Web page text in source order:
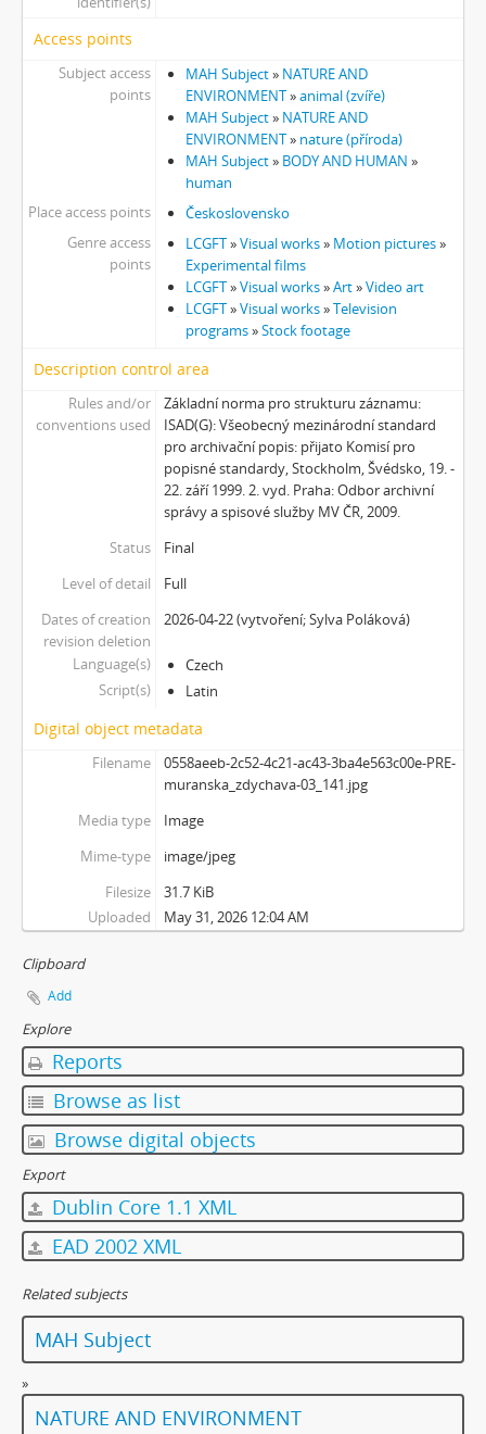
Access points
Subject access
points
MAH Subject» NATURE AND
ENVIRONMENT»animal (zvíře)
MAH Subject» NATURE AND
ENVIRONMENT» nature (příroda)
MAH Subject» BODY AND HUMAN »
human
Place access points
Československo
Genre access
points
LCGFT»Visual works» Motion pictures»
Experimental films
LCGFT»Visual works»Art»Video art
LCGFT»Visual works»Television
programs»Stock footage
Description control area
Rules and/or
conventions used
Základní norma pro strukturu záznamu:
ISAD(G): Všeobecný mezinárodní standard
pro archivační popis: přijato Komisí pro
popisné standardy, Stockholm, Švédsko, 19. -
22. září 1999. 2. vyd. Praha: Odbor archivní
správy a spisové služby MV ČR, 2009.
Status
Final
Level of detail
Full
Dates of creation
revision deletion
2026-04-22 (vytvoření; Sylva Poláková)
Language(s)
Czech
Script(s)
Latin
Digital object metadata
Filename
0558aeeb-2c52-4c21-ac43-3ba4e563c00e-PRE-
muranska_zdychava-03_141.jpg
Media type
Image
Mime-type
image/jpeg
Filesize
31.7 KiB
Uploaded
May 31, 2026 12:04 AM
Clipboard
Add
Explore
Reports
Browse as list
Browse digital objects
Export
Dublin Core 1.1 XML
EAD 2002 XML
Related subjects
MAH Subject
»
NATURE AND ENVIRONMENT